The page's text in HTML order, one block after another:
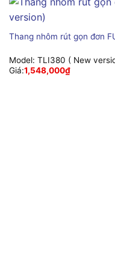
Thang nhôm rút gọn đơn
Model: TLI380 ( New
Giá:1,548,000₫